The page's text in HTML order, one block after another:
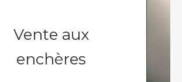
Vente aux
enchères